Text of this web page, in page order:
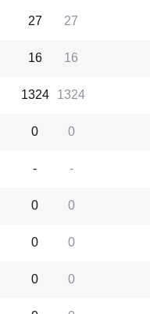
27
27
16
16
1324
1324
0
0
-
-
0
0
0
0
0
0